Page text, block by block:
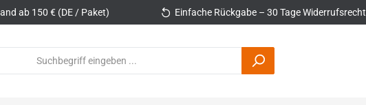
ab 150 € (DE / Paket) Einfache Rückgabe – 30 Tage Widerrufsrecht